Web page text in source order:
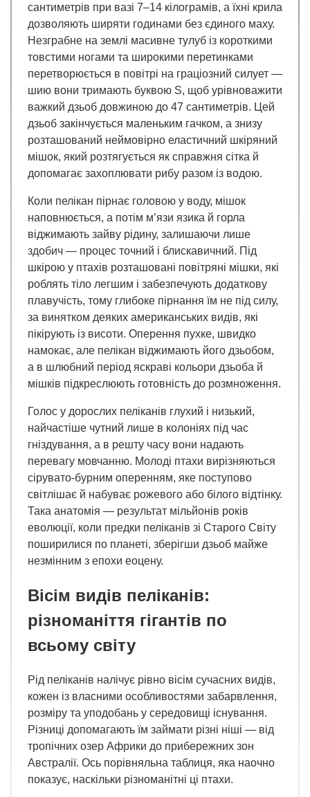
сантиметрів при вазі 7–14 кілограмів, а їхні крила
дозволяють ширяти годинами без єдиного маху.
Незграбне на землі масивне тулуб із короткими
товстими ногами та широкими перетинками
перетворюється в повітрі на граціозний силует —
шию вони тримають буквою S, щоб урівноважити
важкий дзьоб довжиною до 47 сантиметрів. Цей
дзьоб закінчується маленьким гачком, а знизу
розташований неймовірно еластичний шкіряний
мішок, який розтягується як справжня сітка й
допомагає захоплювати рибу разом із водою.
Коли пелікан пірнає головою у воду, мішок
наповнюється, а потім м’язи язика й горла
віджимають зайву рідину, залишаючи лише
здобич — процес точний і блискавичний. Під
шкірою у птахів розташовані повітряні мішки, які
роблять тіло легшим і забезпечують додаткову
плавучість, тому глибоке пірнання їм не під силу,
за винятком деяких американських видів, які
пікірують із висоти. Оперення пухке, швидко
намокає, але пелікан віджимають його дзьобом,
а в шлюбний період яскраві кольори дзьоба й
мішків підкреслюють готовність до розмноження.
Голос у дорослих пеліканів глухий і низький,
найчастіше чутний лише в колоніях під час
гніздування, а в решту часу вони надають
перевагу мовчанню. Молоді птахи вирізняються
сірувато-бурним оперенням, яке поступово
світлішає й набуває рожевого або білого відтінку.
Така анатомія — результат мільйонів років
еволюції, коли предки пеліканів зі Старого Світу
поширилися по планеті, зберігши дзьоб майже
незмінним з епохи еоцену.
Вісім видів пеліканів:
різноманіття гігантів по
всьому світу
Рід пеліканів налічує рівно вісім сучасних видів,
кожен із власними особливостями забарвлення,
розміру та уподобань у середовищі існування.
Різниці допомагають їм займати різні ніші — від
тропічних озер Африки до прибережних зон
Австралії. Ось порівняльна таблиця, яка наочно
показує, наскільки різноманітні ці птахи.